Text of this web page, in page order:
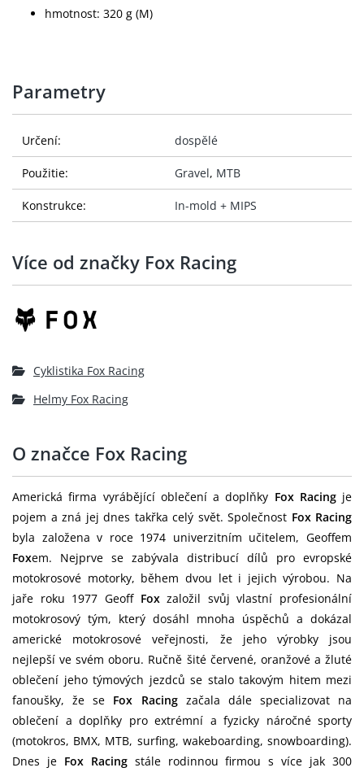
hmotnost: 320 g (M)
Parametry
Určení: dospělé
Použitie: Gravel, MTB
Konstrukce: In-mold + MIPS
Více od značky Fox Racing
Cyklistika Fox Racing
Helmy Fox Racing
O značce Fox Racing
Americká firma vyrábějící oblečení a doplňky Fox Racingje
pojem a zná jej dnes takřka celý svět. Společnost Fox Racing
byla založena v roce 1974 univerzitním učitelem, Geoffem
Foxem. Nejprve se zabývala distribucí dílů pro evropské
motokrosové motorky, během dvou let i jejich výrobou. Na
jaře roku 1977 Geoff Foxzaložil svůj vlastní profesionální
motokrosový tým, který dosáhl mnoha úspěchů a dokázal
americké motokrosové veřejnosti, že jeho výrobky jsou
nejlepší ve svém oboru. Ručně šité červené, oranžové a žluté
oblečení jeho týmových jezdců se stalo takovým hitem mezi
fanoušky, že se Fox Racingzačala dále specializovat na
oblečení a doplňky pro extrémní a fyzicky náročné sporty
(motokros, BMX, MTB, surfing, wakeboarding, snowboarding).
Dnes je Fox Racingstále rodinnou firmou s více jak 300